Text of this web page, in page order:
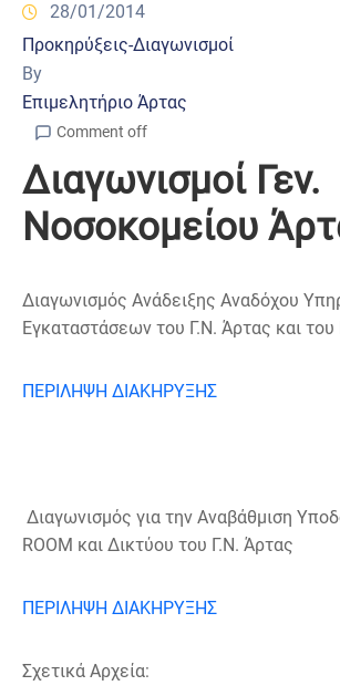
28/01/2014
Προκηρύξεις-Διαγωνισμοί
By
Επιμελητήριο Άρτας
Comment off
Διαγωνισμοί Γεν.
Νοσοκομείου
Διαγωνισμός Ανάδειξης Αναδόχου
Εγκαταστάσεων του Γ.Ν. Άρτας και
ΠΕΡΙΛΗΨΗ ΔΙΑΚΗΡΥΞΗΣ
Διαγωνισμός για την Αναβάθμιση
ROOM και Δικτύου του Γ.Ν. Άρτας
ΠΕΡΙΛΗΨΗ ΔΙΑΚΗΡΥΞΗΣ
Σχετικά Αρχεία: